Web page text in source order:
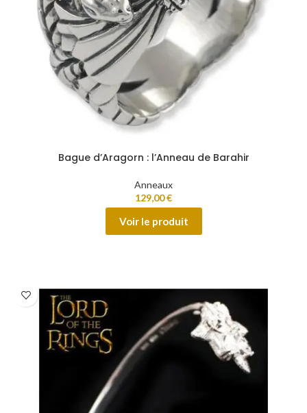
Bague d’Aragorn : l’Anneau de Barahir
Anneaux
129,00€
Voir le produit